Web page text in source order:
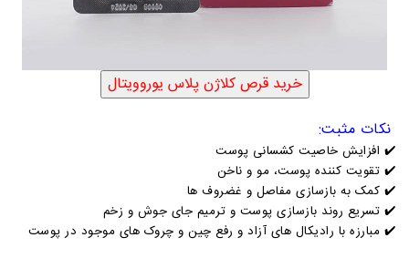
نکات مثبت:
✔️ افزایش خاصیت کشسانی پوست
✔️ تقویت کننده پوست، مو و ناخن
✔️ کمک به بازسازی مفاصل و غضروف ها
✔️ تسریع روند بازسازی پوست و ترمیم جای جوش و زخم
✔️ مبارزه با رادیکال های آزاد و رفع چین و چروک های موجود در پوست